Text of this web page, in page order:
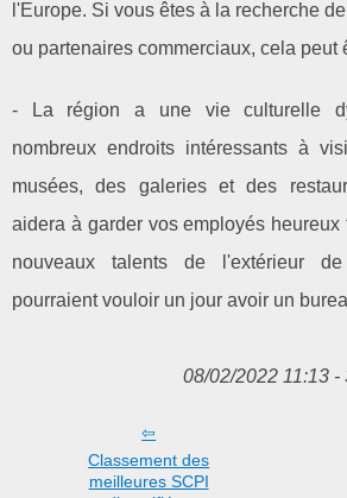
l'Europe. Si vous êtes à la recherche
ou partenaires commerciaux, cela peut
- La région a une vie culturelle
nombreux endroits intéressants à
musées, des galeries et des
aidera à garder vos employés heureux
nouveaux talents de l'extérieur
pourraient vouloir un jour avoir un
08/02/2022 11:13 -
Classement des
meilleures SCPI